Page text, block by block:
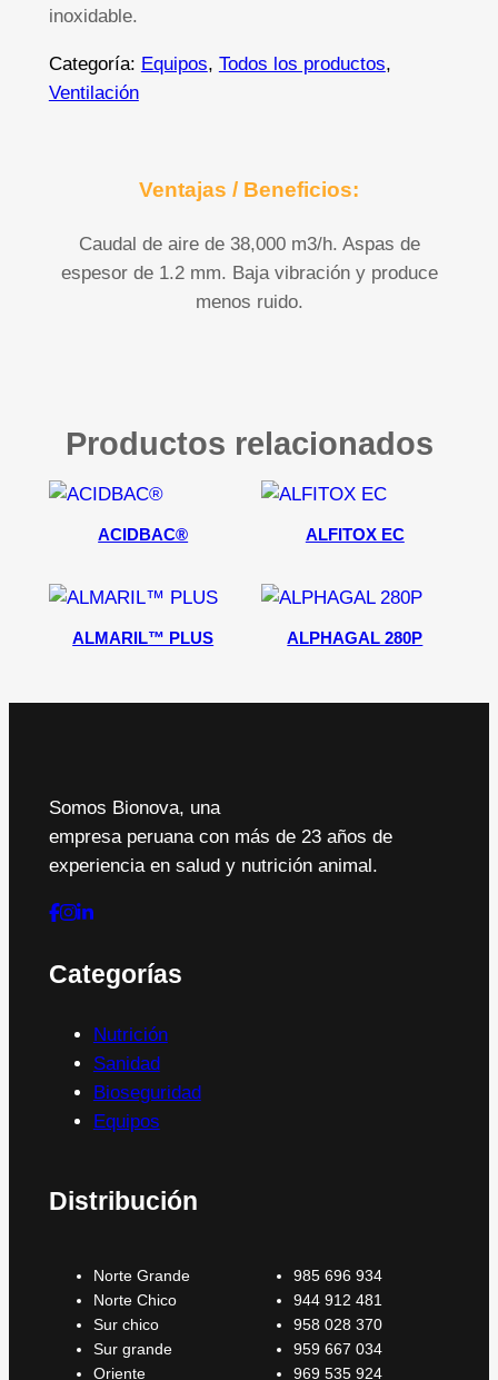
inoxidable.
Categoría: Equipos, Todos los productos
Ventilación
Ventajas / Beneficios:
Caudal de aire de 38,000 m3/h. Aspas de
espesor de 1.2 mm. Baja vibración y produce
menos ruido.
Productos relacionados
ACIDBAC® ALFITOX EC
ALMARIL™ PLUS ALPHAGAL 280P
Somos Bionova, una
empresa peruana con más de 23 años de
experiencia en salud y nutrición animal.
Categorías
Nutrición
Sanidad
Bioseguridad
Equipos
Distribución
Norte Grande
Norte Chico
Sur chico
Sur grande
Oriente
985 696 934
944 912 481
958 028 370
959 667 034
969 535 924